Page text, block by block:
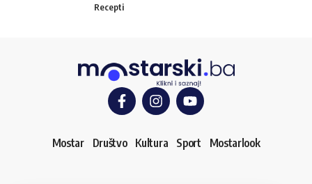
Recepti
Mostar Društvo Kultura Sport Mostarlook